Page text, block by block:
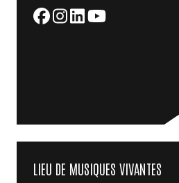
LIEU DE MUSIQUES VIVANTES